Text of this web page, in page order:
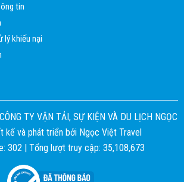
tin
lý khiếu nại
TY VẬN TẢI, SỰ KIỆN VÀ DU LỊCH NGỌC
kế và phát triển bởi Ngọc Việt Travel
302 | Tổng lượt truy cập: 35,108,673